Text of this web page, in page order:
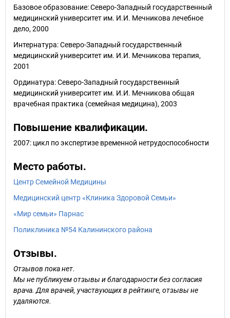
Базовое образование: Северо-Западный государственный
медицинский университет им. И.И. Мечникова лечебное
дело, 2000
Интернатура: Северо-Западный государственный
медицинский университет им. И.И. Мечникова терапия,
2001
Ординатура: Северо-Западный государственный
медицинский университет им. И.И. Мечникова общая
врачебная практика (семейная медицина), 2003
Повышение квалификации.
2007: цикл по экспертизе временной нетрудоспособности
Место работы.
Центр Семейной Медицины
Медицинский центр «Клиника Здоровой Семьи»
«Мир семьи» Парнас
Поликлиника №54 Калининского района
Отзывы.
Отзывов пока нет.
Мы не публикуем отзывы и благодарности без согласия
врача. Для врачей, участвующих в рейтинге, отзывы не
удаляются.